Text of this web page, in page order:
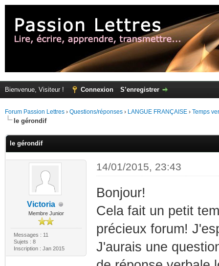
Bienvenue, Visiteur ! Connexion S’enregistrer
Forum Passion Lettres › Questions/réponses › LANGUE FRANÇAISE › Temps
le gérondif
le gérondif
Victoria
Membre Junior
Messages : 11
Sujets : 8
Inscription : Jan 2015
14/01/2015, 23:43
Bonjour!
Cela fait un petit
précieux forum!
J'aurais une